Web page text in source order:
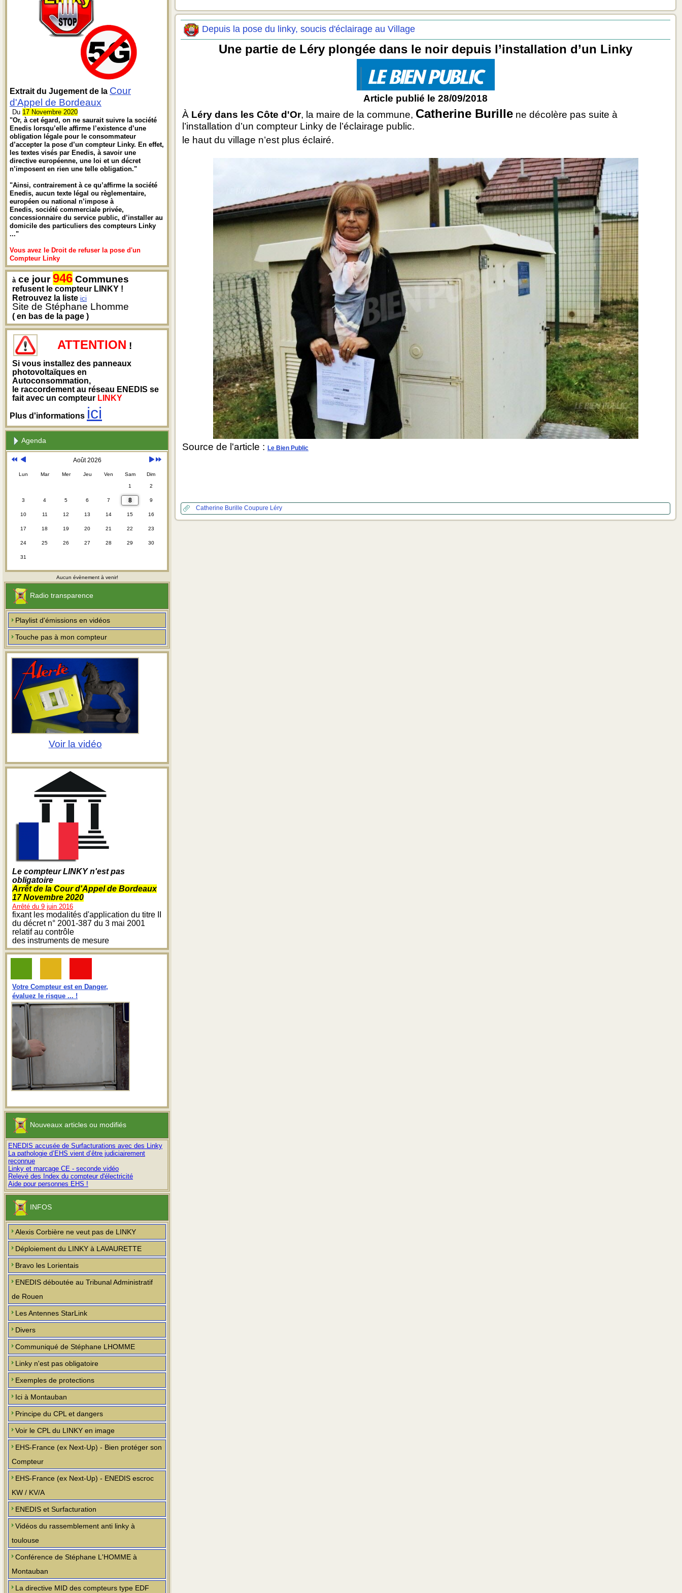
Extrait du Jugement de la Cour
d'Appel de Bordeaux
Du 17 Novembre 2020
"Or, à cet égard, on ne saurait suivre la société
Enedis lorsqu’elle affirme l’existence d’une
obligation légale pour le consommateur
d’accepter la pose d’un compteur Linky. En effet,
les textes visés par Enedis, à savoir une
directive européenne, une loi et un décret
n’imposent en rien une telle obligation."
"Ainsi, contrairement à ce qu’affirme la société
Enedis, aucun texte légal ou règlementaire,
européen ou national n’impose à
Enedis, société commerciale privée,
concessionnaire du service public, d’installer au
domicile des particuliers des compteurs Linky
..."
Vous avez le Droit de refuser la pose d'un
Compteur Linky
à ce jour946 Communes
refusent le compteur LINKY !
Retrouvez la liste ici
Site de Stéphane Lhomme
( en bas de la page )
ATTENTION !
Si vous installez des panneaux
photovoltaïques en
Autoconsommation,
le raccordement au réseau ENEDIS se
fait avec un compteur LINKY
Plus d'informations ici
Agenda
Août 2026
Lun Mar Mer Jeu Ven Sam Dim
1 2
3 4 5 6 7 8 9
10 11 12 13 14 15 16
17 18 19 20 21 22 23
24 25 26 27 28 29 30
31
Aucun évènement à venir!
Radio transparence
Playlist d'émissions en vidéos
Touche pas à mon compteur
Voir la vidéo
Le compteur LINKY n'est pas
obligatoire
Arrêt de la Cour d'Appel de Bordeaux
17 Novembre 2020
Arrêté du 9 juin 2016
fixant les modalités d'application du titre II
du décret n° 2001-387 du 3 mai 2001
relatif au contrôle
des instruments de mesure
Votre Compteur est en Danger,
évaluez le risque ... !
Nouveaux articles ou modifiés
ENEDIS accusée de Surfacturations avec des Linky
La pathologie d’EHS vient d’être judiciairement
reconnue
Linky et marcage CE - seconde vidéo
Relevé des Index du compteur d'électricité
Aide pour personnes EHS !
INFOS
Alexis Corbière ne veut pas de LINKY
Déploiement du LINKY à LAVAURETTE
Bravo les Lorientais
ENEDIS déboutée au Tribunal Administratif
de Rouen
Les Antennes StarLink
Divers
Communiqué de Stéphane LHOMME
Linky n'est pas obligatoire
Exemples de protections
Ici à Montauban
Principe du CPL et dangers
Voir le CPL du LINKY en image
EHS-France (ex Next-Up) - Bien protéger son
Compteur
EHS-France (ex Next-Up) - ENEDIS escroc
KW / KV/A
ENEDIS et Surfacturation
Vidéos du rassemblement anti linky à
toulouse
Conférence de Stéphane L'HOMME à
Montauban
La directive MID des compteurs type EDF
Depuis la pose du linky, soucis d'éclairage au Village
Une partie de Léry plongée dans le noir depuis l’installation d’un Linky
Article publié le 28/09/2018
À Léry dans les Côte d'Or, la maire de la commune, Catherine Burille ne décolère pas suite à
l’installation d’un compteur Linky de l’éclairage public.
le haut du village n’est plus éclairé.
Source de l'article : Le Bien Public
Catherine Burille Coupure Léry